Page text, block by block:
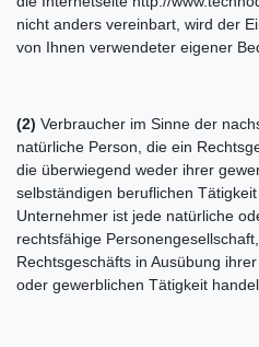
nicht anders vereinbart, wird der
von Ihnen verwendeter eigener
(2) Verbraucher im Sinne der
natürliche Person, die ein
die überwiegend weder ihrer
selbständigen beruflichen
Unternehmer ist jede natürliche
rechtsfähige
Rechtsgeschäfts in Ausübung
oder gewerblichen Tätigkeit